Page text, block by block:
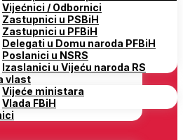
Vijećnici / Odbornici
Zastupnici u PSBiH
Zastupnici u PFBiH
Delegati u Domu naroda PFBiH
Poslanici u NSRS
Izaslanici u Vijeću naroda RS
vlast
Vijeće ministara
Vlada FBiH